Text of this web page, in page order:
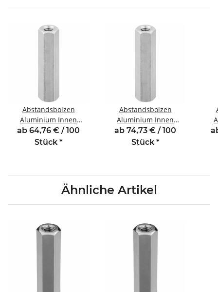
Abstandsbolzen
Aluminium Innen
/Innengewinde 70 mm
M4 SW7
ab 64,76 € / 100
Stück *
Abstandsbolzen
Aluminium Innen
/Innengewinde 85 mm
M4 SW7
ab 74,73 € / 100
Stück *
/
Ähnliche Artikel